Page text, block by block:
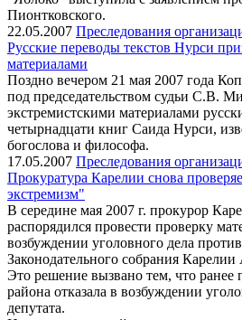
Пионтковского.
22.05.2007 Преследования
Русские переводы текстов Нурси
материалами
Поздно вечером 21 мая 2007 года
под председательством судьи С.В.
экстремистскими материалами
четырнадцати книг Саида Нурси,
богослова и философа.
17.05.2007 Преследования
Прокуратура Карелии снова
экстремизм"
В середине мая 2007 г. прокурор
распорядился провести проверку
возбуждении уголовного дела
Законодательного собрания
Это решение вызвано тем, что ранее
района отказала в возбуждении
депутата.